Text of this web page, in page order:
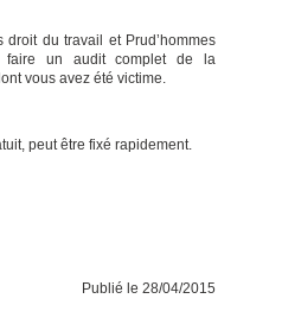
droit du travail et Prud’hommes
faire un audit complet de la
vous avez été victime.
peut être fixé rapidement.
Publié le 28/04/2015